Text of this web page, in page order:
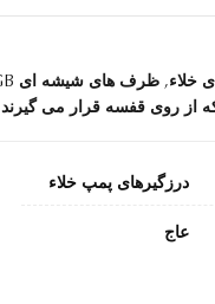
خلاء, ظرف های شیشه ای FDA/LFGB
روی قفسه قرار می گیرند
درزگیرهای پمپ خلاء
عاج